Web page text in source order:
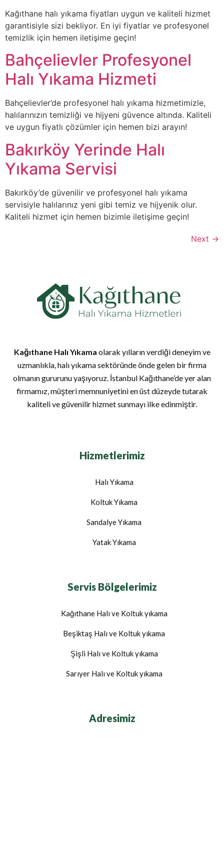
Kağıthane halı yıkama fiyatları uygun ve kaliteli hizmet
garantisiyle sizi bekliyor. En iyi fiyatlar ve profesyonel
temizlik için hemen iletişime geçin!
Bahçelievler Profesyonel
Halı Yıkama Hizmeti
Bahçelievler’de profesyonel halı yıkama hizmetimizle,
halılarınızın temizliği ve hijyeni güvence altında. Kaliteli
ve uygun fiyatlı çözümler için hemen bizi arayın!
Bakırköy Yerinde Halı
Yıkama Servisi
Bakırköy’de güvenilir ve profesyonel halı yıkama
servisiyle halılarınız yeni gibi temiz ve hijyenik olur.
Kaliteli hizmet için hemen bizimle iletişime geçin!
Next →
Kağıthane Halı Yıkama olarak yılların verdiği deneyim ve
uzmanlıkla, halı yıkama sektöründe önde gelen bir firma
olmanın gururunu yaşıyoruz. İstanbul Kağıthane’de yer alan
firmamız, müşteri memnuniyetini en üst düzeyde tutarak
kaliteli ve güvenilir hizmet sunmayı ilke edinmiştir.
Hizmetlerimiz
Halı Yıkama
Koltuk Yıkama
Sandalye Yıkama
Yatak Yıkama
Servis Bölgelerimiz
Kağıthane Halı ve Koltuk yıkama
Beşiktaş Halı ve Koltuk yıkama
Şişli Halı ve Koltuk yıkama
Sarıyer Halı ve Koltuk yıkama
Adresimiz